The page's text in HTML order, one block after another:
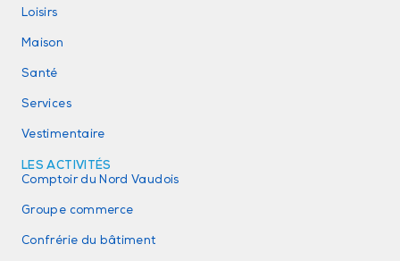
Loisirs
Maison
Santé
Services
Vestimentaire
LES ACTIVITÉS
Comptoir du Nord Vaudois
Groupe commerce
Confrérie du bâtiment